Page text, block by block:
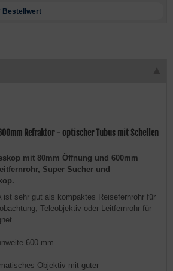
Refraktor - optischer Tubus mit Schellen
mit 80mm Öffnung und 600mm
Super Sucher und
ist sehr gut als kompaktes Reisefernrohr für
Teleobjektiv oder Leitfernrohr für
600 mm
Objektiv mit guter